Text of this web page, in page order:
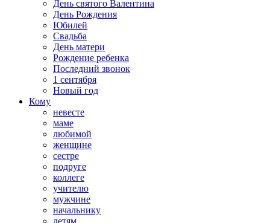
День святого Валентина
День Рождения
Юбилей
Свадьба
День матери
Рождение ребенка
Последний звонок
1 сентября
Новый год
Кому
невесте
маме
любимой
женщине
сестре
подруге
коллеге
учителю
мужчине
начальнику